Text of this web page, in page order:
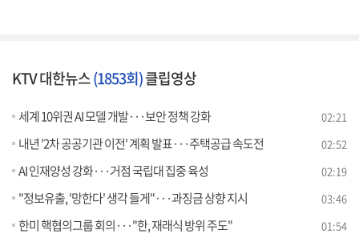
KTV 대한뉴스(1853회)클립영상
세계 10위권 AI 모델 개발···보안 정책 강화 02:21
내년 '2차 공공기관 이전' 계획 발표···주택공급 속도전 02:52
AI 인재양성 강화···거점 국립대 집중 육성 02:19
"정보유출, '망한다' 생각 들게"···과징금 상향 지시 03:46
한미 핵협의그룹 회의···"한, 재래식 방위 주도" 01:54